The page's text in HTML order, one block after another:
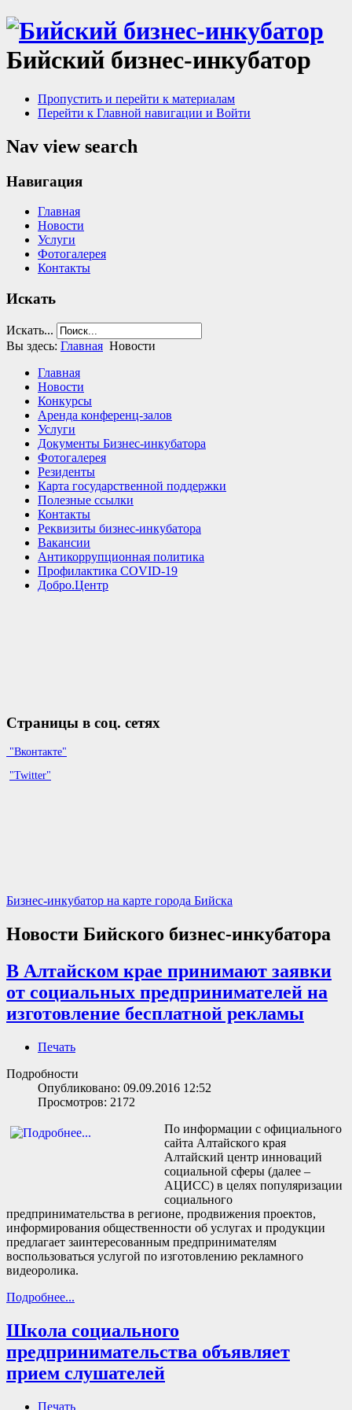
Бийский бизнес-инкубатор
Пропустить и перейти к материалам
Перейти к Главной навигации и Войти
Nav view search
Навигация
Главная
Новости
Услуги
Фотогалерея
Контакты
Искать
Искать...
Вы здесь: Главная Новости
Главная
Новости
Конкурсы
Аренда конференц-залов
Услуги
Документы Бизнес-инкубатора
Фотогалерея
Резиденты
Карта государственной поддержки
Полезные ссылки
Контакты
Реквизиты бизнес-инкубатора
Вакансии
Антикоррупционная политика
Профилактика COVID-19
Добро.Центр
Страницы в соц. сетях
"Вконтакте"
"Twitter"
Бизнес-инкубатор на карте города Бийска
Новости Бийского бизнес-инкубатора
В Алтайском крае принимают заявки
от социальных предпринимателей на
изготовление бесплатной рекламы
Печать
Подробности
Опубликовано: 09.09.2016 12:52
Просмотров: 2172
По информации с официального
сайта Алтайского края
Алтайский центр инноваций
социальной сферы (далее –
АЦИСС) в целях популяризации
социального
предпринимательства в регионе, продвижения проектов,
информирования общественности об услугах и продукции
предлагает заинтересованным предпринимателям
воспользоваться услугой по изготовлению рекламного
видеоролика.
Подробнее...
Школа социального
предпринимательства объявляет
прием слушателей
Печать